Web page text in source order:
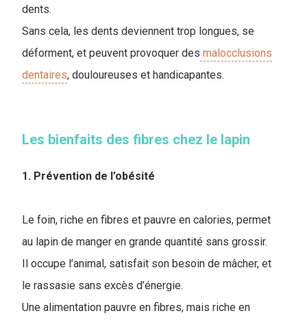
dents.
Sans cela, les dents deviennent trop longues, se
déforment, et peuvent provoquer des malocclusions
dentaires, douloureuses et handicapantes.
Les bienfaits des fibres chez le lapin
1. Prévention de l’obésité
Le foin, riche en fibres et pauvre en calories, permet
au lapin de manger en grande quantité sans grossir.
Il occupe l’animal, satisfait son besoin de mâcher, et
le rassasie sans excès d’énergie.
Une alimentation pauvre en fibres, mais riche en